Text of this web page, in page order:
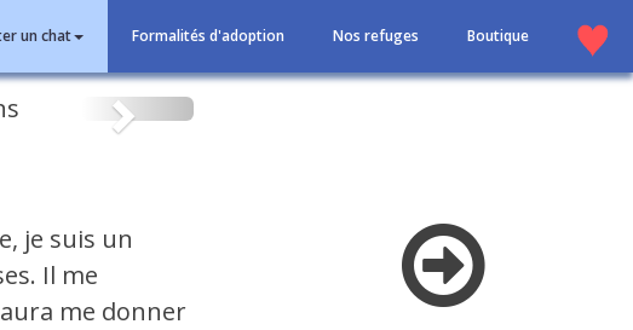
un chat Formalités d'adoption Nos refuges Boutique
Suivant
je suis un
Il me
me donner